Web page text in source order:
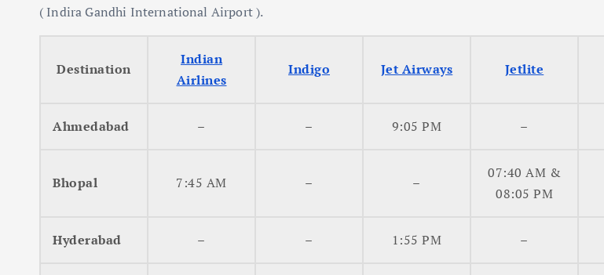
( Indira Gandhi International Airport ).
Destination
Indian
Airlines
Indigo Jet Airways Jetlite
Ahmedabad – – 9:05 PM –
Bhopal 7:45 AM – –
07:40 AM &
08:05 PM
Hyderabad – – 1:55 PM –